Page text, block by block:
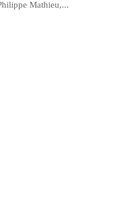
Mathieu,...